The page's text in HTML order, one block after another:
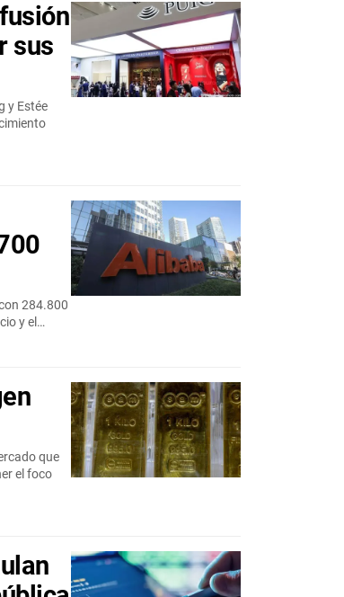
sus
y Estée
284.800
y el…
que
el foco